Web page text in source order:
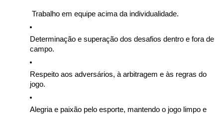
Trabalho em equipe acima da individualidade.
Determinação e superação dos desafios dentro e fora de
campo.
Respeito aos adversários, à arbitragem e às regras do
jogo.
Alegria e paixão pelo esporte, mantendo o jogo limpo e